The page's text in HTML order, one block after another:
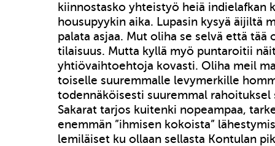
kiinnostasko yhteistyö heiä indielafkan
housupyykin aika. Lupasin kysyä äijiltä
palata asjaa. Mut oliha se selvä että tää
tilaisuus. Mutta kyllä myö puntaroitii
yhtiövaihtoehtoja kovasti. Oliha meil
toiselle suuremmalle levymerkille
todennäköisesti suuremmal rahoituksel
Sakarat tarjos kuitenki nopeampaa,
enemmän ”ihmisen kokoista”
lemiläiset ku ollaan sellasta Kontulan